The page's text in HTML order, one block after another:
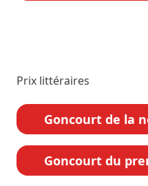
Prix littéraires
Goncourt de la
Goncourt du